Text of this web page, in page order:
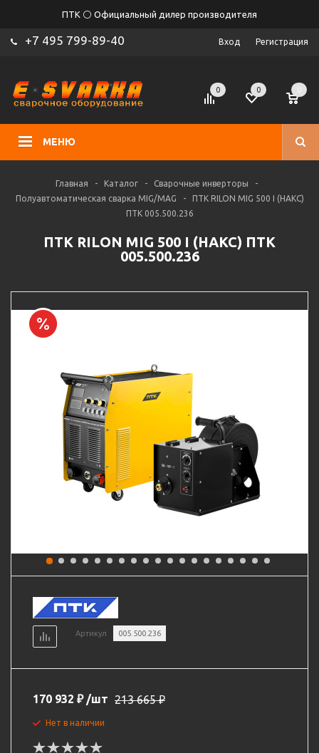
ПТК ⚪ Официальный дилер производителя
+7 495 799-89-40 Вход Регистрация
МЕНЮ
0 0
Главная - Каталог - Сварочные инверторы
-
Полуавтоматическая сварка MIG/MAG
-
ПТК RILON MIG 500 I (НАКС)
ПТК 005.500.236
ПТК RILON MIG 500 I (НАКС) ПТК
005.500.236
Артикул 005.500.236
170 932 ₽ /шт 213 665₽
Нет в наличии